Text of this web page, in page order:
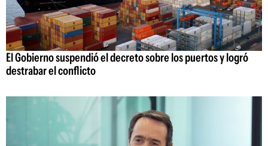
El Gobierno suspendió el decreto sobre los puertos y logró
destrabar el conflicto